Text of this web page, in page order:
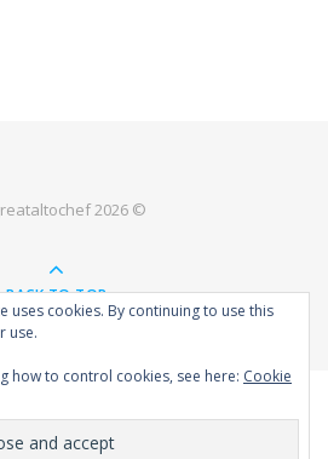
2026 ©
BACK TO TOP
uses cookies. By continuing to use this
use.
how to control cookies, see here: Cookie